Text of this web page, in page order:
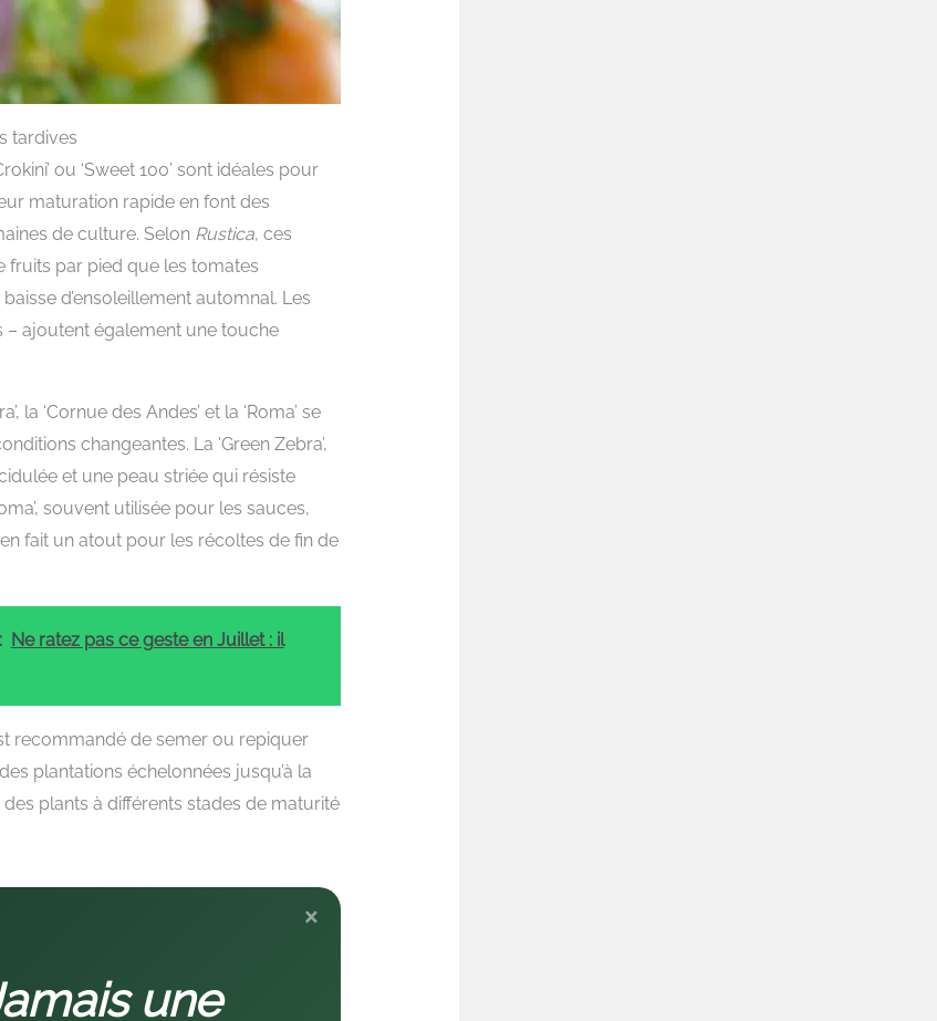
tardives
ou ‘Sweet 100’ sont idéales pour
maturation rapide en font des
de culture. Selon Rustica, ces
fruits par pied que les tomates
d’ensoleillement automnal. Les
– ajoutent également une touche
la ‘Cornue des Andes’ et la ‘Roma’ se
changeantes. La ‘Green Zebra’,
et une peau striée qui résiste
souvent utilisée pour les sauces,
fait un atout pour les récoltes de fin de
Ne ratez pas ce geste en Juillet : il
recommandé de semer ou repiquer
plantations échelonnées jusqu’à la
plants à différents stades de maturité
×
une